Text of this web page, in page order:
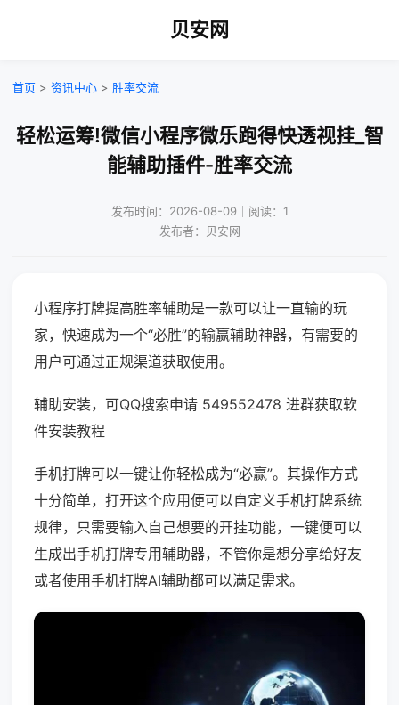
贝安网
首页 > 资讯中心 > 胜率交流
轻松运筹!微信小程序微乐跑得快透视挂_智
能辅助插件-胜率交流
发布时间：2026-08-09｜阅读：1
发布者：贝安网
小程序打牌提高胜率辅助是一款可以让一直输的玩
家，快速成为一个“必胜”的输赢辅助神器，有需要的
用户可通过正规渠道获取使用。
辅助安装，可QQ搜索申请 549552478 进群获取软
件安装教程
手机打牌可以一键让你轻松成为“必赢”。其操作方式
十分简单，打开这个应用便可以自定义手机打牌系统
规律，只需要输入自己想要的开挂功能，一键便可以
生成出手机打牌专用辅助器，不管你是想分享给好友
或者使用手机打牌AI辅助都可以满足需求。